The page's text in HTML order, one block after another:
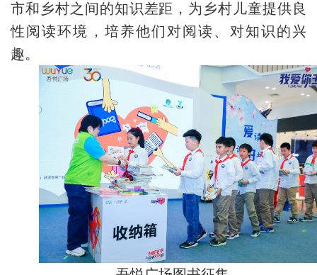
市和乡村之间的知识差距，为乡村儿童提供良
性阅读环境，培养他们对阅读、对知识的兴
趣。